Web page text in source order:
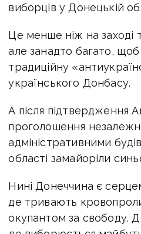
виборців у Донецькій
Це менше ніж на заході
але занадто багато,
традиційну
українського Донбасу.
А після підтвердження
проголошення
адміністративними
області замайоріли
Нині Донеччина є
де тривають
окупантом за свободу.